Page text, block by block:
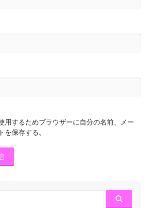
用するためブラウザーに自分の名前、メー
を保存する。